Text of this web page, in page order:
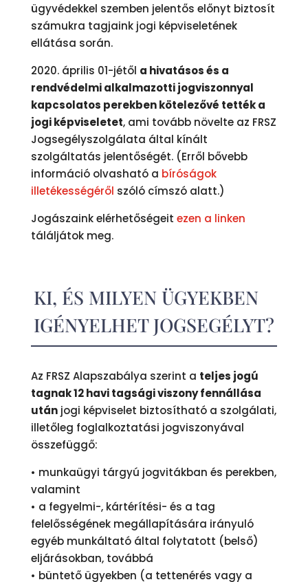
ügyvédekkel szemben jelentős előnyt biztosít
számukra tagjaink jogi képviseletének
ellátása során.
2020. április 01-jétől a hivatásos és a
rendvédelmi alkalmazotti jogviszonnyal
kapcsolatos perekben kötelezővé tették a
jogi képviseletet, ami tovább növelte az FRSZ
Jogsegélyszolgálata által kínált
szolgáltatás jelentőségét. (Erről bővebb
információ olvasható a bíróságok
illetékességéről szóló címszó alatt.)
Jogászaink elérhetőségeit ezen a linken
táláljátok meg.
KI, ÉS MILYEN ÜGYEKBEN
IGÉNYELHET JOGSEGÉLYT?
Az FRSZ Alapszabálya szerint a teljes jogú
tagnak 12 havi tagsági viszony fennállása
utánjogi képviselet biztosítható a szolgálati,
illetőleg foglalkoztatási jogviszonyával
összefüggő:
• munkaügyi tárgyú jogvitákban és perekben,
valamint
• a fegyelmi-, kártérítési- és a tag
felelősségének megállapítására irányuló
egyéb munkáltató által folytatott (belső)
eljárásokban, továbbá
• büntető ügyekben (a tettenérés vagy a